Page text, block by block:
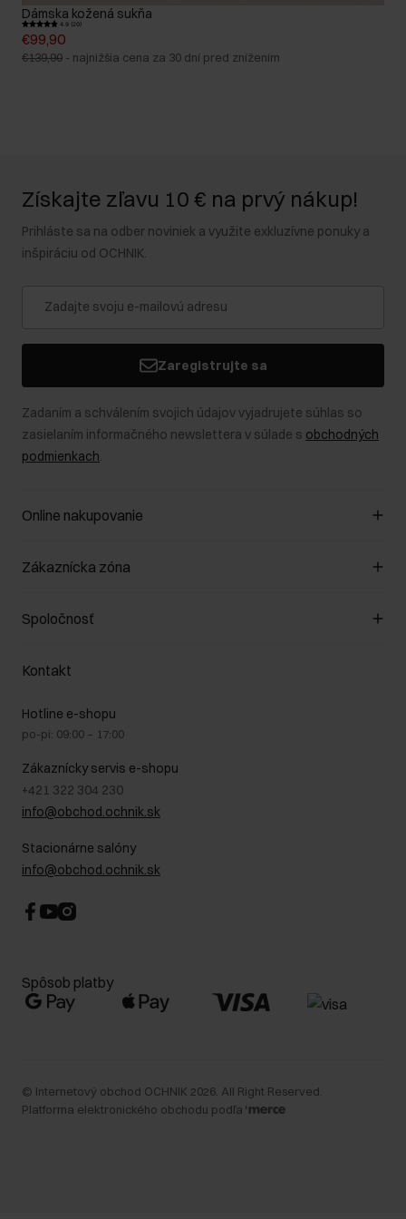
Dámska kožená sukňa
4.9 (20)
€99,90
€139,90 - najnižšia cena za 30 dní pred znížením
Získajte zľavu 10 € na prvý nákup!
Prihláste sa na odber noviniek a využite exkluzívne ponuky a
inšpiráciu od OCHNIK.
Zaregistrujte sa
Zadaním a schválením svojich údajov vyjadrujete súhlas so
zasielaním informačného newslettera v súlade s obchodných
podmienkach.
Online nakupovanie
Spravovať súbory cookie
Spôsob platby
Vrátenie
Zákaznícka zóna
Zákazníky klub
Pravidlá propagácie
Starostlivosť o kožu
Bezpečné nakupovanie
Blog
Najčastejšie kladené otázky (FAQ)
Spoločnosť
O nás
GDPR - Zásady ochrany osobných údajov
Právne informácie
Kontakt
Hotline e-shopu
po-pi: 09:00 – 17:00
Zákaznícky servis e-shopu
+421 322 304 230
info@obchod.ochnik.sk
Stacionárne salóny
info@obchod.ochnik.sk
Spôsob platby
© Internetový obchod OCHNIK 2026 . All Right Reserved.
Platforma elektronického obchodu podľa